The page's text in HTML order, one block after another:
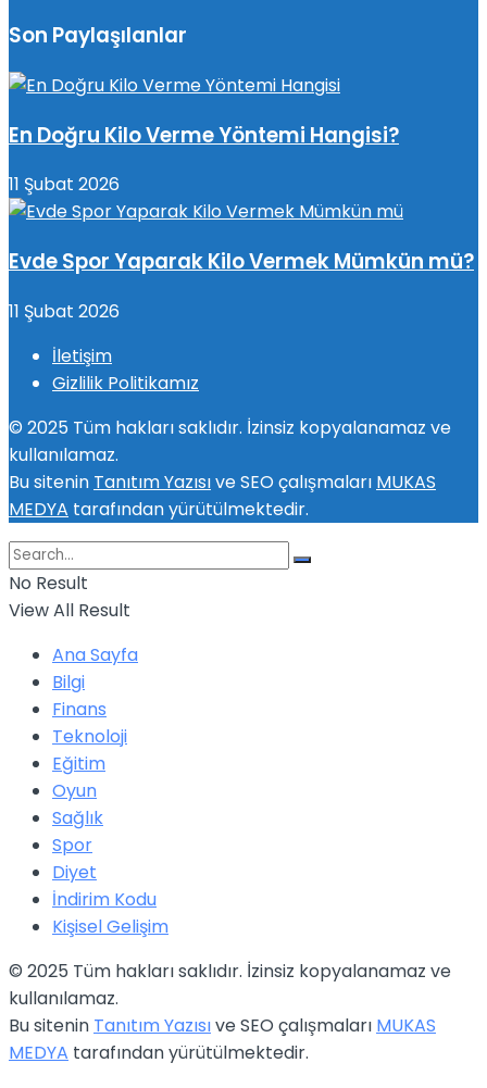
Son Paylaşılanlar
En Doğru Kilo Verme Yöntemi Hangisi?
11 Şubat 2026
Evde Spor Yaparak Kilo Vermek Mümkün mü?
11 Şubat 2026
İletişim
Gizlilik Politikamız
© 2025 Tüm hakları saklıdır. İzinsiz kopyalanamaz ve
kullanılamaz.
Bu sitenin Tanıtım Yazısıve SEO çalışmaları MUKAS
MEDYA tarafından yürütülmektedir.
No Result
View All Result
Ana Sayfa
Bilgi
Finans
Teknoloji
Eğitim
Oyun
Sağlık
Spor
Diyet
İndirim Kodu
Kişisel Gelişim
© 2025 Tüm hakları saklıdır. İzinsiz kopyalanamaz ve
kullanılamaz.
Bu sitenin Tanıtım Yazısıve SEO çalışmaları MUKAS
MEDYA tarafından yürütülmektedir.